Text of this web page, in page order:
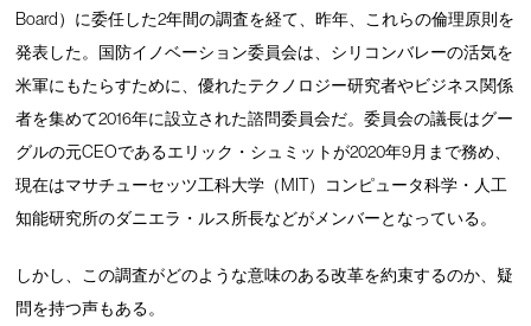
Board）に委任した2年間の調査を経て、昨年、これらの倫理原則を
発表した。国防イノベーション委員会は、シリコンバレーの活気を
米軍にもたらすために、優れたテクノロジー研究者やビジネス関係
者を集めて2016年に設立された諮問委員会だ。委員会の議長はグー
グルの元CEOであるエリック・シュミットが2020年9月まで務め、
現在はマサチューセッツ工科大学（MIT）コンピュータ科学・人工
知能研究所のダニエラ・ルス所長などがメンバーとなっている。
しかし、この調査がどのような意味のある改革を約束するのか、疑
問を持つ声もある。